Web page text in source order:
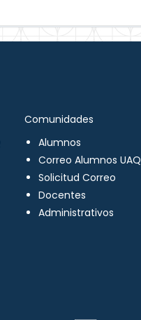
Comunidades
Alumnos
Correo Alumnos UAQ
Solicitud Correo
Docentes
Administrativos